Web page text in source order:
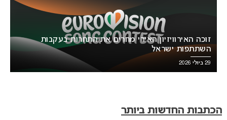
זוכה האירוויזיון האירי מחרים את התחרות בעקבות
השתתפות ישראל
29 ביולי 2026
הכתבות החדשות ביותר